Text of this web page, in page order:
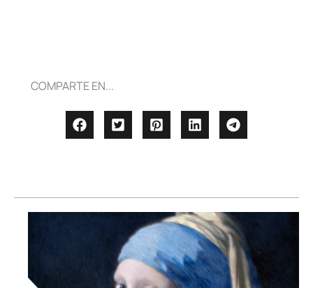
COMPARTE EN...